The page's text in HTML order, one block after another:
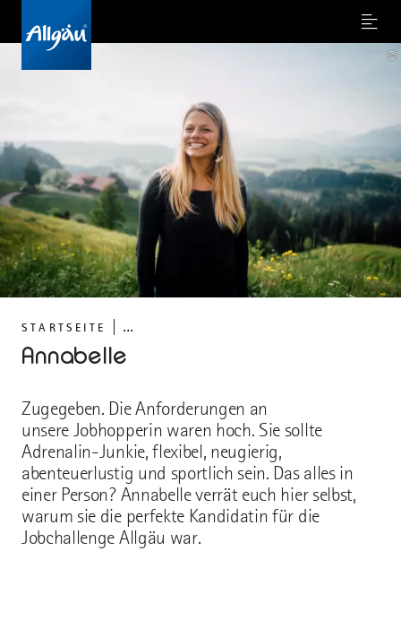
Menu
©
STARTSEITE ...
Annabelle
Zugegeben. Die Anforderungen an
unsere Jobhopperin waren hoch. Sie sollte
Adrenalin-Junkie, flexibel, neugierig,
abenteuerlustig und sportlich sein. Das alles in
einer Person? Annabelle verrät euch hier selbst,
warum sie die perfekte Kandidatin für die
Jobchallenge Allgäu war.